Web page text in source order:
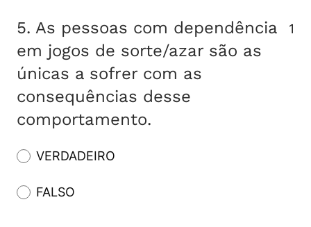
5. As pessoas com dependência
em jogos de sorte/azar são as
únicas a sofrer com as
consequências desse
comportamento.
1
VERDADEIRO
FALSO